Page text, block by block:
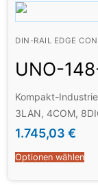
DIN-RAIL EDGE
UNO-
Kompakt-
3LAN, 4COM,
1.745,03 €
Optionen wählen